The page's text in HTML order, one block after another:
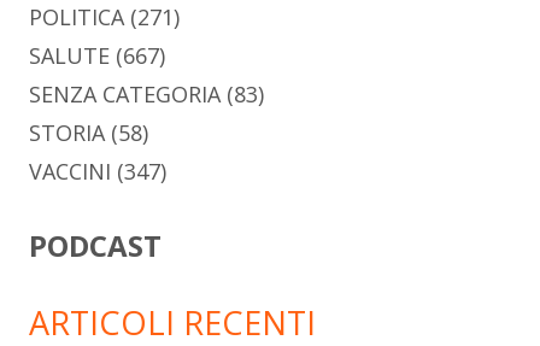
POLITICA (271)
SALUTE (667)
SENZA CATEGORIA (83)
STORIA (58)
VACCINI (347)
PODCAST
ARTICOLI RECENTI